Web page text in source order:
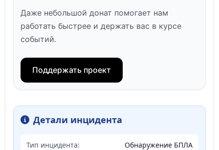
Даже небольшой донат помогает нам
работать быстрее и держать вас в курсе
событий.
Поддержать проект
Детали инцидента
Тип инцидента: Обнаружение БПЛА